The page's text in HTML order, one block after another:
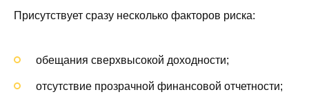
Присутствует сразу несколько факторов риска:
обещания сверхвысокой доходности;
отсутствие прозрачной финансовой отчетности;